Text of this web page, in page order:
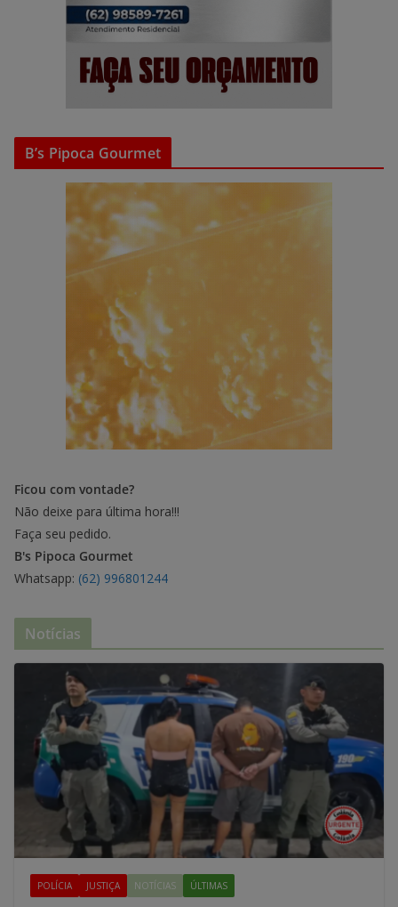
B’s Pipoca Gourmet
Ficou com vontade?
Não deixe para última hora!!!
Faça seu pedido.
B's Pipoca Gourmet
Whatsapp: (62) 996801244
Notícias
POLÍCIA JUSTIÇA NOTÍCIAS ÚLTIMAS